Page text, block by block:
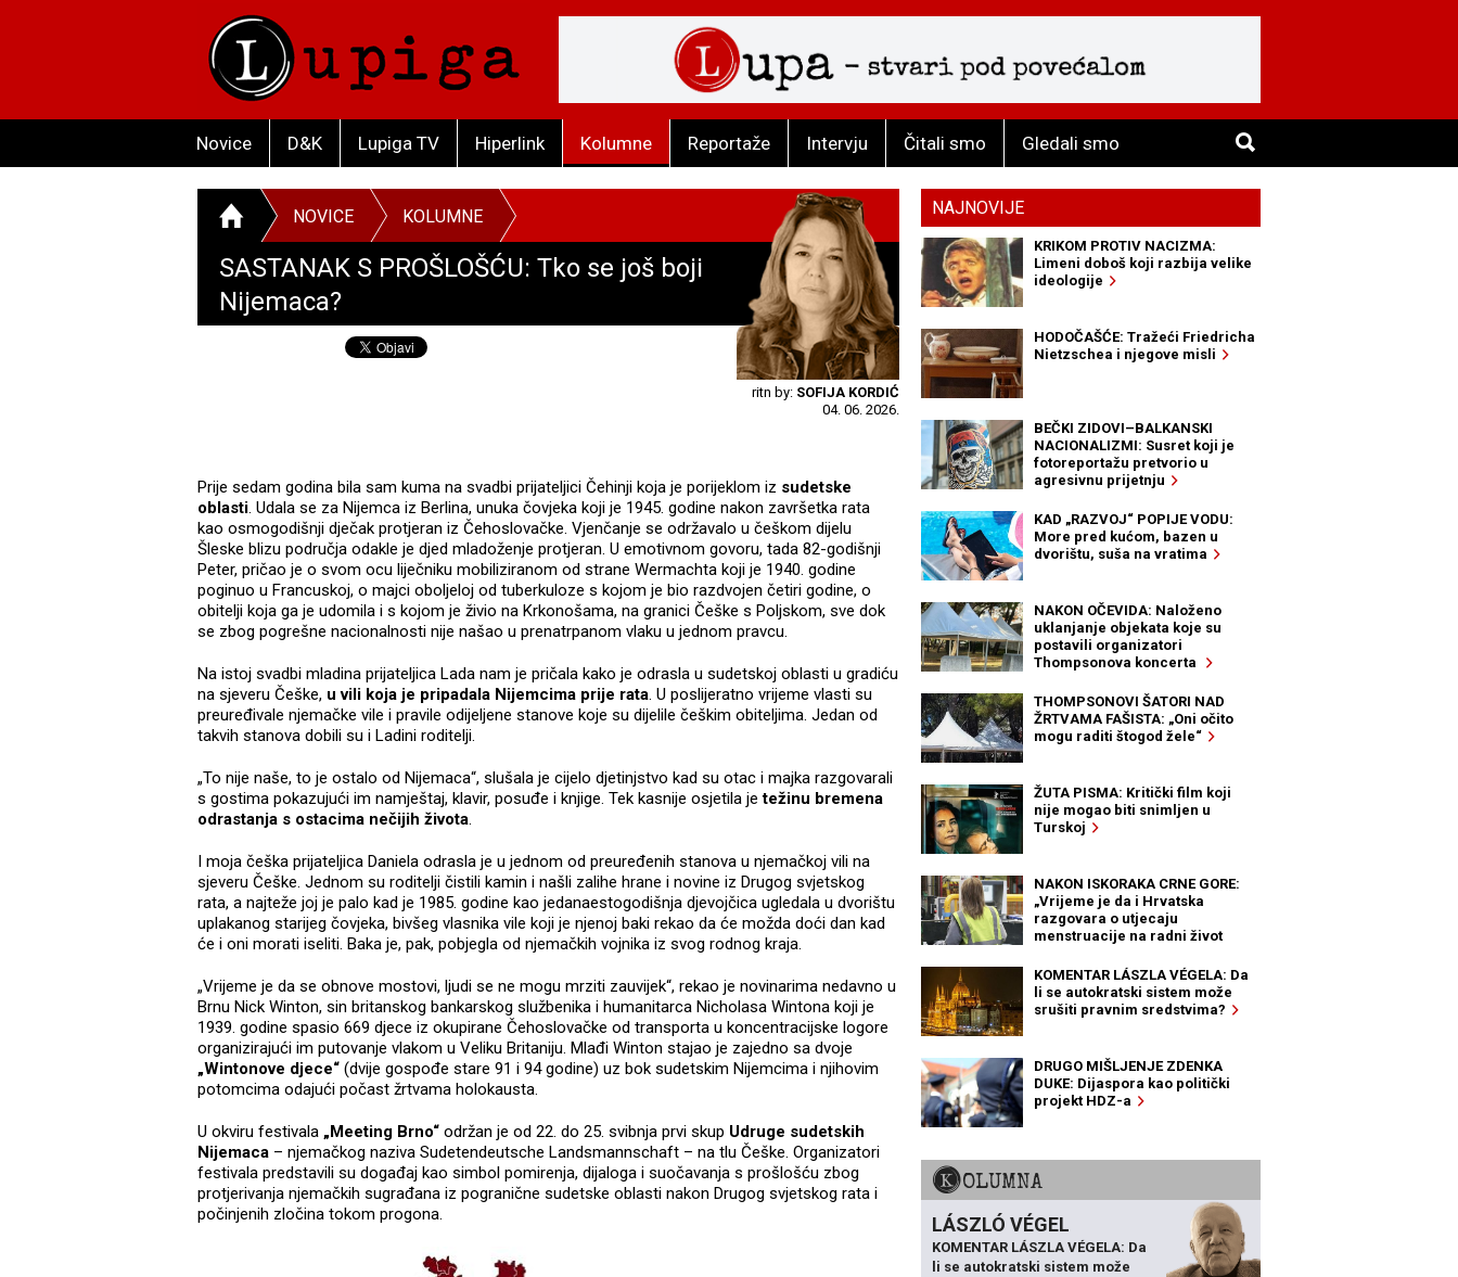
Novice D&K Lupiga TV Hiperlink Kolumne Reportaže Intervju Čitali smo Gledali smo
NOVICE KOLUMNE
SASTANAK S PROŠLOŠĆU: Tko se još boji
Nijemaca?
ritn by: SOFIJA KORDIĆ
04. 06. 2026.
Prije sedam godina bila sam kuma na svadbi prijateljici Čehinji koja je porijeklom iz sudetske
oblasti. Udala se za Nijemca iz Berlina, unuka čovjeka koji je 1945. godine nakon završetka rata
kao osmogodišnji dječak protjeran iz Čehoslovačke. Vjenčanje se održavalo u češkom dijelu
Šleske blizu područja odakle je djed mladoženje protjeran. U emotivnom govoru, tada 82-godišnji
Peter, pričao je o svom ocu liječniku mobiliziranom od strane Wermachta koji je 1940. godine
poginuo u Francuskoj, o majci oboljeloj od tuberkuloze s kojom je bio razdvojen četiri godine, o
obitelji koja ga je udomila i s kojom je živio na Krkonošama, na granici Češke s Poljskom, sve dok
se zbog pogrešne nacionalnosti nije našao u prenatrpanom vlaku u jednom pravcu.
Na istoj svadbi mladina prijateljica Lada nam je pričala kako je odrasla u sudetskoj oblasti u gradiću
na sjeveru Češke, u vili koja je pripadala Nijemcima prije rata. U poslijeratno vrijeme vlasti su
preuređivale njemačke vile i pravile odijeljene stanove koje su dijelile češkim obiteljima. Jedan od
takvih stanova dobili su i Ladini roditelji.
„To nije naše, to je ostalo od Nijemaca“, slušala je cijelo djetinjstvo kad su otac i majka razgovarali
s gostima pokazujući im namještaj, klavir, posuđe i knjige. Tek kasnije osjetila jetežinu bremena
odrastanja s ostacima nečijih života.
I moja češka prijateljica Daniela odrasla je u jednom od preuređenih stanova u njemačkoj vili na
sjeveru Češke. Jednom su roditelji čistili kamin i našli zalihe hrane i novine iz Drugog svjetskog
rata, a najteže joj je palo kad je 1985. godine kao jedanaestogodišnja djevojčica ugledala u dvorištu
uplakanog starijeg čovjeka, bivšeg vlasnika vile koji je njenoj baki rekao da će možda doći dan kad
će i oni morati iseliti. Baka je, pak, pobjegla od njemačkih vojnika iz svog rodnog kraja.
„Vrijeme je da se obnove mostovi, ljudi se ne mogu mrziti zauvijek“, rekao je novinarima nedavno u
Brnu Nick Winton, sin britanskog bankarskog službenika i humanitarca Nicholasa Wintona koji je
1939. godine spasio 669 djece iz okupirane Čehoslovačke od transporta u koncentracijske logore
organizirajući im putovanje vlakom u Veliku Britaniju. Mlađi Winton stajao je zajedno sa dvoje
„Wintonove djece“ (dvije gospođe stare 91 i 94 godine) uz bok sudetskim Nijemcima i njihovim
potomcima odajući počast žrtvama holokausta.
U okviru festivala „Meeting Brno“ održan je od 22. do 25. svibnja prvi skup Udruge sudetskih
Nijemaca – njemačkog naziva Sudetendeutsche Landsmannschaft – na tlu Češke. Organizatori
festivala predstavili su događaj kao simbol pomirenja, dijaloga i suočavanja s prošlošću zbog
protjerivanja njemačkih sugrađana iz pogranične sudetske oblasti nakon Drugog svjetskog rata i
počinjenih zločina tokom progona.
NAJNOVIJE
KRIKOM PROTIV NACIZMA:
Limeni doboš koji razbija velike
ideologije
HODOČAŠĆE: Tražeći Friedricha
Nietzschea i njegove misli
BEČKI ZIDOVI–BALKANSKI
NACIONALIZMI: Susret koji je
fotoreportažu pretvorio u
agresivnu prijetnju
KAD „RAZVOJ“ POPIJE VODU:
More pred kućom, bazen u
dvorištu, suša na vratima
NAKON OČEVIDA: Naloženo
uklanjanje objekata koje su
postavili organizatori
Thompsonova koncerta
THOMPSONOVI ŠATORI NAD
ŽRTVAMA FAŠISTA: „Oni očito
mogu raditi štogod žele“
ŽUTA PISMA: Kritički film koji
nije mogao biti snimljen u
Turskoj
NAKON ISKORAKA CRNE GORE:
„Vrijeme je da i Hrvatska
razgovara o utjecaju
menstruacije na radni život
KOMENTAR LÁSZLA VÉGELA: Da
li se autokratski sistem može
srušiti pravnim sredstvima?
DRUGO MIŠLJENJE ZDENKA
DUKE: Dijaspora kao politički
projekt HDZ-a
KOLUMNA
LÁSZLÓ VÉGEL
KOMENTAR LÁSZLA VÉGELA: Da
li se autokratski sistem može